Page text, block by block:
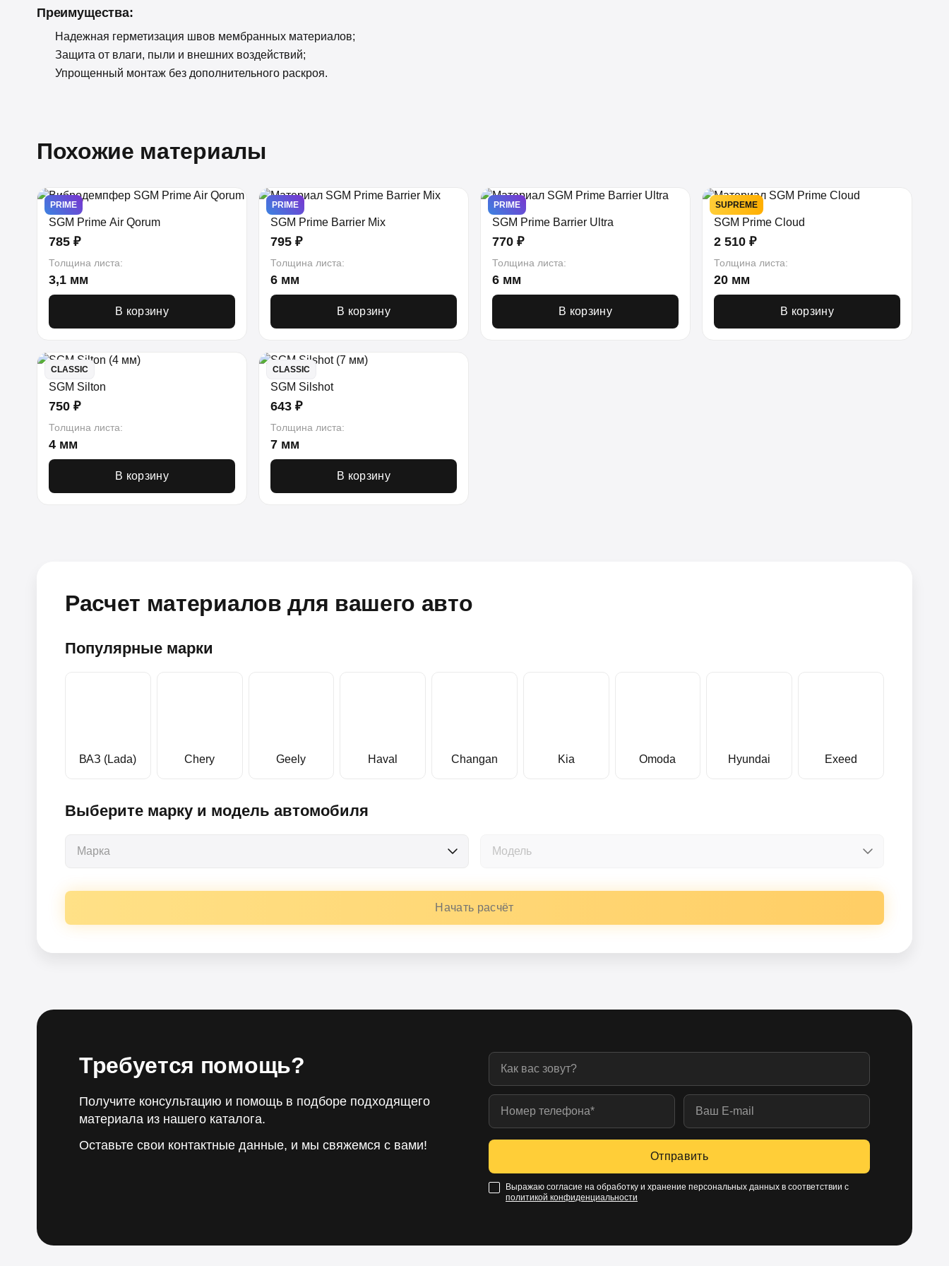
Преимущества:
Надежная герметизация швов мембранных материалов;
Защита от влаги, пыли и внешних воздействий;
Упрощенный монтаж без дополнительного раскроя.
Похожие материалы
PRIME
SGM Prime Air Qorum
785 ₽
Толщина листа:
3,1 мм
В корзину
PRIME
SGM Prime Barrier Mix
795 ₽
Толщина листа:
6 мм
В корзину
PRIME
SGM Prime Barrier Ultra
770 ₽
Толщина листа:
6 мм
В корзину
SUPREME
SGM Prime Cloud
2 510 ₽
Толщина листа:
20 мм
В корзину
CLASSIC
SGM Silton
750 ₽
Толщина листа:
4 мм
В корзину
CLASSIC
SGM Silshot
643 ₽
Толщина листа:
7 мм
В корзину
Расчет материалов для вашего авто
Популярные марки
ВАЗ (Lada) Chery Geely Haval Changan Kia Omoda Hyundai Exeed
Выберите марку и модель автомобиля
Марка Модель
Начать расчёт
Требуется помощь?
Получите консультацию и помощь в подборе подходящего
материала из нашего каталога.
Оставьте свои контактные данные, и мы свяжемся с вами!
Отправить
Выражаю согласие на обработку и хранение персональных данных в соответствии с
политикой конфиденциальности